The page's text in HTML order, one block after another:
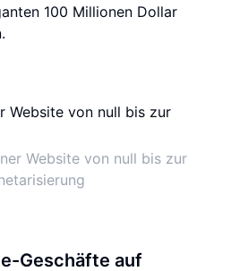
100 Millionen Dollar
Website von null bis zur
Geschäfte auf